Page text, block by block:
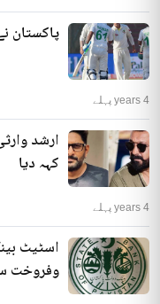
پاکستان
4 years پہلے
ارشد
کہہ دیا
4 years پہلے
اسٹیٹ
وفروخت